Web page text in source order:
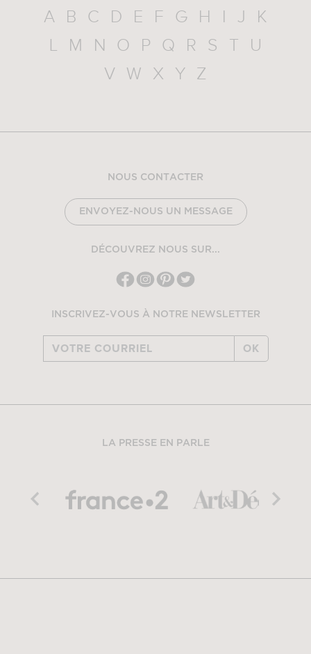
A B C D E F G H I J
K
L
M N O P Q R S T
U
V
W X Y Z
NOUS CONTACTER
ENVOYEZ-NOUS UN MESSAGE
DÉCOUVREZ NOUS SUR...
INSCRIVEZ-VOUS À NOTRE NEWSLETTER
OK
LA PRESSE EN PARLE